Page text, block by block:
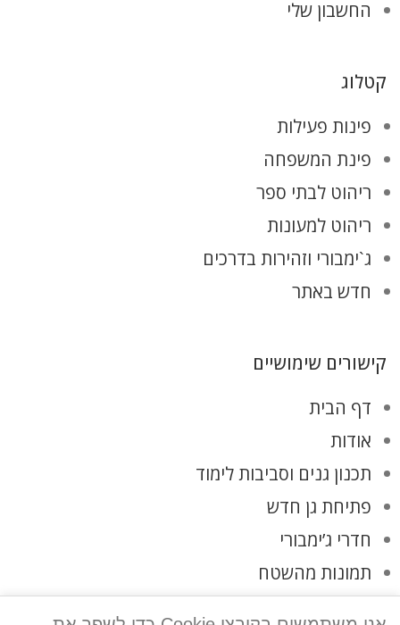
החשבון שלי
קטלוג
פינות פעילות
פינת המשפחה
ריהוט לבתי ספר
ריהוט למעונות
ג`ימבורי וזהירות בדרכים
חדש באתר
קישורים שימושיים
דף הבית
אודות
תכנון גנים וסביבות לימוד
פתיחת גן חדש
חדרי ג’ימבורי
תמונות מהשטח